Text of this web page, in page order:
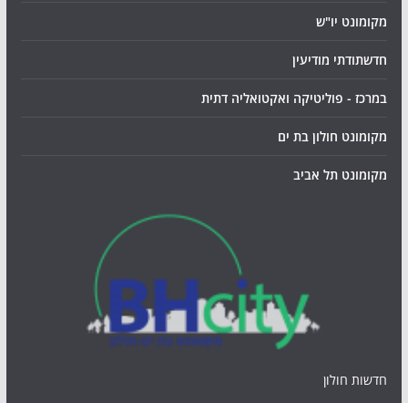
מקומונט יו"ש
חדשתודתי מודיעין
במרכז - פוליטיקה ואקטואליה דתית
מקומונט חולון בת ים
מקומונט תל אביב
חדשות חולון